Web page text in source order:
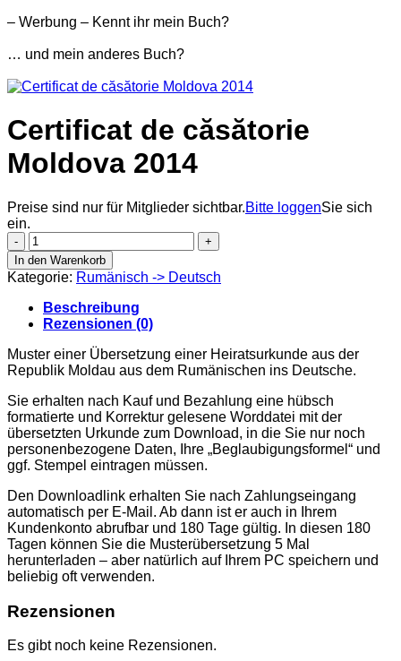
– Werbung – Kennt ihr mein Buch?
… und mein anderes Buch?
Certificat de căsătorie
Moldova 2014
Preise sind nur für Mitglieder sichtbar.Bitte loggenSie sich
ein.
Certificat
de
căsătorie
Moldova
2014
Menge
In den Warenkorb
Kategorie: Rumänisch -> Deutsch
Beschreibung
Rezensionen (0)
Muster einer Übersetzung einer Heiratsurkunde aus der
Republik Moldau aus dem Rumänischen ins Deutsche.
Sie erhalten nach Kauf und Bezahlung eine hübsch
formatierte und Korrektur gelesene Worddatei mit der
übersetzten Urkunde zum Download, in die Sie nur noch
personenbezogene Daten, Ihre „Beglaubigungsformel“ und
ggf. Stempel eintragen müssen.
Den Downloadlink erhalten Sie nach Zahlungseingang
automatisch per E-Mail. Ab dann ist er auch in Ihrem
Kundenkonto abrufbar und 180 Tage gültig. In diesen 180
Tagen können Sie die Musterübersetzung 5 Mal
herunterladen – aber natürlich auf Ihrem PC speichern und
beliebig oft verwenden.
Rezensionen
Es gibt noch keine Rezensionen.